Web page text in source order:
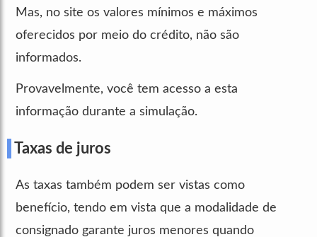
Mas, no site os valores mínimos e máximos
oferecidos por meio do crédito, não são
informados.
Provavelmente, você tem acesso a esta
informação durante a simulação.
Taxas de juros
As taxas também podem ser vistas como
benefício, tendo em vista que a modalidade de
consignado garante juros menores quando